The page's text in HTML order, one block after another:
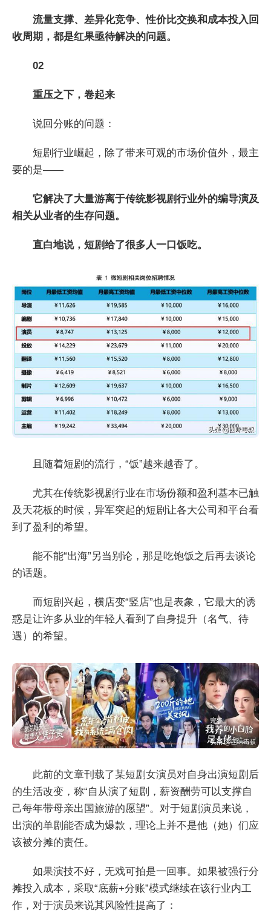
流量支撑、差异化竞争、性价比交换和成本投入回
收周期，都是红果亟待解决的问题。
02
重压之下，卷起来
说回分账的问题：
短剧行业崛起，除了带来可观的市场价值外，最主
要的是——
它解决了大量游离于传统影视剧行业外的编导演及
相关从业者的生存问题。
直白地说，短剧给了很多人一口饭吃。
且随着短剧的流行，“饭”越来越香了。
尤其在传统影视剧行业在市场份额和盈利基本已触
及天花板的时候，异军突起的短剧让各大公司和平台看
到了盈利的希望。
能不能“出海”另当别论，那是吃饱饭之后再去谈论
的话题。
而短剧兴起，横店变“竖店”也是表象，它最大的诱
惑是让许多从业的年轻人看到了自身提升（名气、待
遇）的希望。
此前的文章刊载了某短剧女演员对自身出演短剧后
的生活改变，称“自从演了短剧，薪资酬劳可以支撑自
己每年带母亲出国旅游的愿望”。对于短剧演员来说，
出演的单剧能否成为爆款，理论上并不是他（她）们应
该被分摊的责任。
如果演技不好，无戏可拍是一回事。如果被强行分
摊投入成本，采取“底薪+分账”模式继续在该行业内工
作，对于演员来说其风险性提高了：